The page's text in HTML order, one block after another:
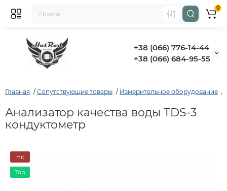
+38 (066) 776-14-44
‭+38 (066) 684-95-55‬
0
Главная Сопутствующие товары Измерительное оборудование
Анализатор качества воды TDS-3
кондуктометр
Hit
Top